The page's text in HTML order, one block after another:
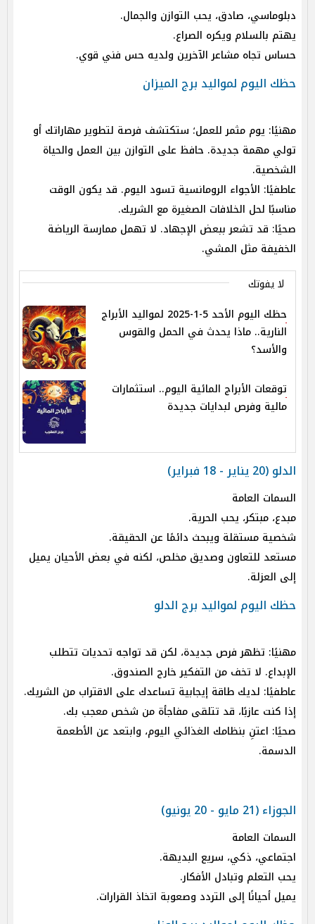
دبلوماسي، صادق، يحب التوازن والجمال.
يهتم بالسلام ويكره الصراع.
حساس تجاه مشاعر الآخرين ولديه حس فني قوي.
حظك اليوم لمواليد برج الميزان
مهنيًا: يوم مثمر للعمل؛ ستكتشف فرصة لتطوير مهاراتك أو
تولي مهمة جديدة. حافظ على التوازن بين العمل والحياة
الشخصية.
عاطفيًا: الأجواء الرومانسية تسود اليوم. قد يكون الوقت
مناسبًا لحل الخلافات الصغيرة مع الشريك.
صحيًا: قد تشعر ببعض الإجهاد. لا تهمل ممارسة الرياضة
الخفيفة مثل المشي.
لا يفوتك
حظك اليوم الأحد 5-1-2025 لمواليد الأبراج
النارية.. ماذا يحدث في الحمل والقوس
والأسد؟
توقعات الأبراج المائية اليوم.. استثمارات
مالية وفرص لبدايات جديدة
الدلو (20 يناير - 18 فبراير)
السمات العامة
مبدع، مبتكر، يحب الحرية.
شخصية مستقلة ويبحث دائمًا عن الحقيقة.
مستعد للتعاون وصديق مخلص، لكنه في بعض الأحيان يميل
إلى العزلة.
حظك اليوم لمواليد برج الدلو
مهنيًا: تظهر فرص جديدة، لكن قد تواجه تحديات تتطلب
الإبداع. لا تخف من التفكير خارج الصندوق.
عاطفيًا: لديك طاقة إيجابية تساعدك على الاقتراب من الشريك.
إذا كنت عازبًا، قد تتلقى مفاجأة من شخص معجب بك.
صحيًا: اعتنِ بنظامك الغذائي اليوم، وابتعد عن الأطعمة
الدسمة.
الجوزاء (21 مايو - 20 يونيو)
السمات العامة
اجتماعي، ذكي، سريع البديهة.
يحب التعلم وتبادل الأفكار.
يميل أحيانًا إلى التردد وصعوبة اتخاذ القرارات.